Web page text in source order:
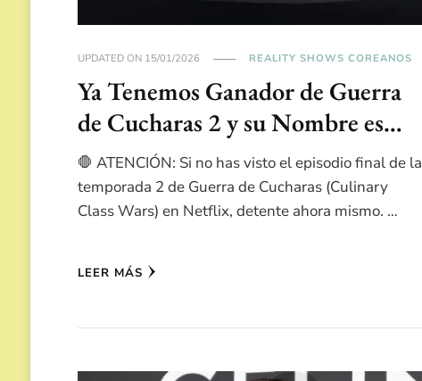
UPDATED ON 15/01/2026 REALITY SHOWS COREANOS
Ya Tenemos Ganador de Guerra
de Cucharas 2 y su Nombre es…
🛑 ATENCIÓN: Si no has visto el episodio final de la
temporada 2 de Guerra de Cucharas (Culinary
Class Wars) en Netflix, detente ahora mismo. …
LEER MÁS